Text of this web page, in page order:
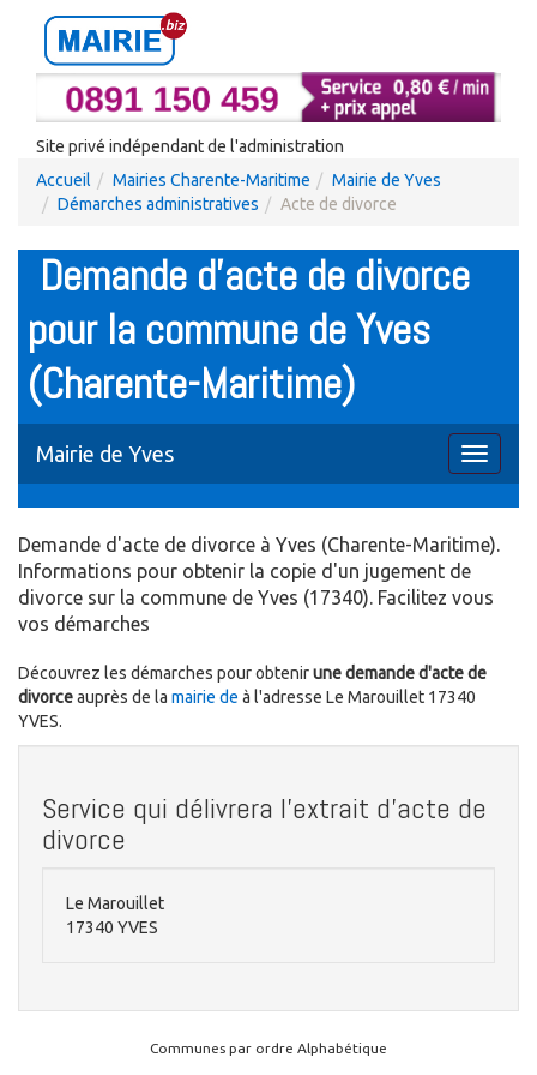
Site privé indépendant de l'administration
Accueil
Mairies Charente-Maritime
Mairie de Yves
Démarches administratives
Acte de divorce
Demande d'acte de divorce
pour la commune de Yves
(Charente-Maritime)
Toggle
Mairie de Yves
Demande d'acte de divorce à Yves (Charente-Maritime).
Informations pour obtenir la copie d'un jugement de
divorce sur la commune de Yves (17340). Facilitez vous
vos démarches
Découvrez les démarches pour obtenirune demande d'acte de
divorceauprès de la mairie de à l'adresse Le Marouillet 17340
YVES.
Service qui délivrera l'extrait d'acte de
divorce
Le Marouillet
17340 YVES
Communes par ordre Alphabétique